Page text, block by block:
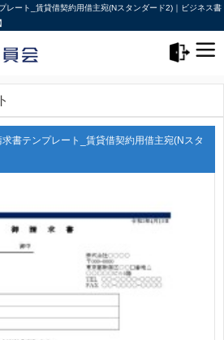
レート_賃貸借契約用借主宛(Nスタンダード2)｜ビジネス書
書テンプレート_賃貸借契約用借主宛(Nスタ